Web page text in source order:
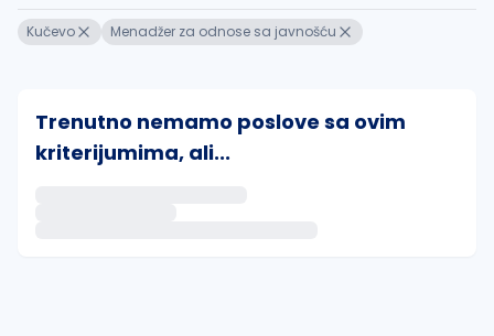
Kučevo Menadžer za odnose sa javnošću
Trenutno nemamo poslove sa ovim
kriterijumima, ali...